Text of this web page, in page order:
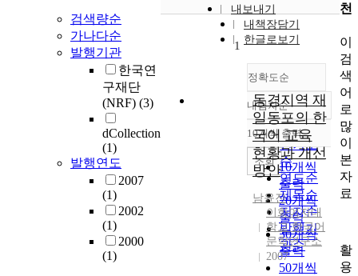
검색량순
가나다순
발행기관
한국연
구재단
(NRF) (3)
dCollection
(1)
발행연도
2007
(1)
2002
(1)
2000
(1)
내보내기
내책장담기
한글로보기
정확도순
정확도
순
인기도
순
연도순
제목순
저자순
발행기
관순
내림차순
내림차순
10개씩 출력
10개씩
출력
20개씩
출력
30개씩
출력
50개씩
조회
1
동경지역 재
일동포의 한
국어 교육
현황과 개선
방안
남윤진
이화여자대
학교 한국어
문학연구소
2007
천
이
검
색
어
로
많
이
본
자
료
활
용